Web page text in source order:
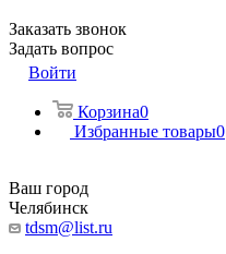
Заказать звонок
Задать вопрос
Войти
Корзина0
Избранные товары0
Ваш город
Челябинск
tdsm@list.ru